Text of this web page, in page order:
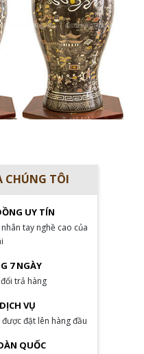
CHÚNG TÔI
UY TÍN
tay nghề cao của
7 NGÀY
trả hàng
VỤ
đặt lên hàng đầu
QUỐC